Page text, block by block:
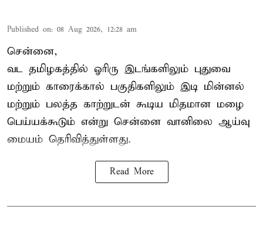
Published on: 08 Aug 2026, 12:28 am
சென்னை,
வட தமிழகத்தில் ஓரிரு இடங்களிலும் புதுவை
மற்றும் காரைக்கால் பகுதிகளிலும் இடி மின்னல்
மற்றும் பலத்த காற்றுடன் கூடிய மிதமான மழை
பெய்யக்கூடும் என்று சென்னை வானிலை ஆய்வு
மையம் தெரிவித்துள்ளது.
Read More